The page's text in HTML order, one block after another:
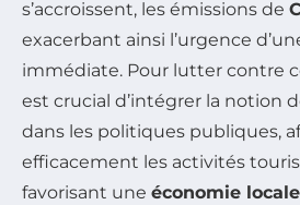
s’accroissent, les émissions de
exacerbant ainsi l’urgence
immédiate. Pour lutter contre
est crucial d’intégrer la notion
dans les politiques publiques,
efficacement les activités
favorisant une économie locale